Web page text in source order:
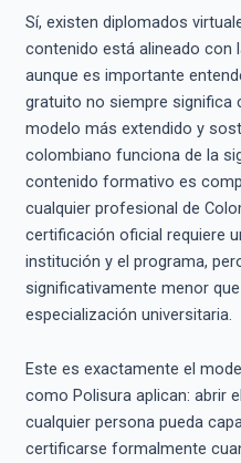
Sí, existen diplomados
contenido está alineado con
aunque es importante
gratuito no siempre significa
modelo más extendido y
colombiano funciona de la
contenido formativo es
cualquier profesional de
certificación oficial requiere
institución y el programa,
significativamente menor
especialización universitaria.
Este es exactamente el
como Polisura aplican: abrir
cualquier persona pueda
certificarse formalmente